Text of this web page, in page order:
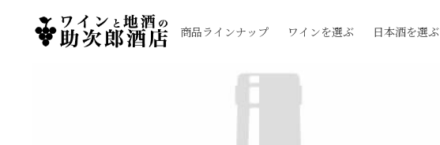
商品ラインナップ ワインを選ぶ 日本酒を選ぶ